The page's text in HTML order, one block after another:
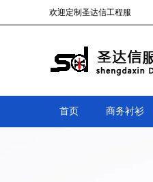
欢迎定制圣达信工程服
首页 商务衬衫